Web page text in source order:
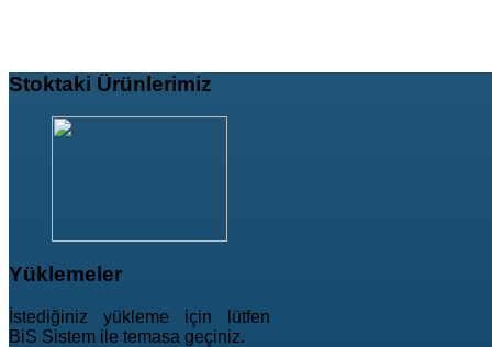
Stoktaki Ürünlerimiz
Yüklemeler
İstediğiniz yükleme için lütfen
BiS Sistem ile temasa geçiniz.